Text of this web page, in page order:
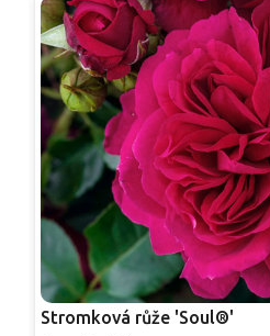
Stromková růže 'Soul®'